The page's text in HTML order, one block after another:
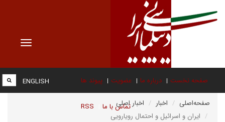
Toggle
صفحه نخست درباره ما عضویت پیوند ها
تماس با ما RSS
ENGLISH
صفحه‌اصلی اخبار
اخبار اصلی
ایران و اسرائیل و احتمال رویارویی